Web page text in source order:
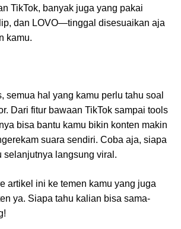
TikTok, banyak juga yang pakai
dan LOVO—tinggal disesuaikan aja
kamu.
semua hal yang kamu perlu tahu soal
Dari fitur bawaan TikTok sampai tools
bisa bantu kamu bikin konten makin
suara sendiri. Coba aja, siapa
selanjutnya langsung viral.
artikel ini ke temen kamu yang juga
ya. Siapa tahu kalian bisa sama-